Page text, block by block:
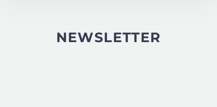
NEWSLETTER